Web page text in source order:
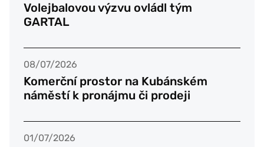
Volejbalovou výzvu ovládl tým
GARTAL
08/07/2026
Komerční prostor na Kubánském
náměstí k pronájmu či prodeji
01/07/2026